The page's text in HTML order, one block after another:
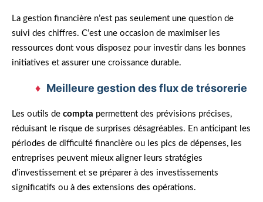
La gestion financière n’est pas seulement une question de
suivi des chiffres. C’est une occasion de maximiser les
ressources dont vous disposez pour investir dans les bonnes
initiatives et assurer une croissance durable.
Meilleure gestion des flux de trésorerie
Les outils de compta permettent des prévisions précises,
réduisant le risque de surprises désagréables. En anticipant les
périodes de difficulté financière ou les pics de dépenses, les
entreprises peuvent mieux aligner leurs stratégies
d’investissement et se préparer à des investissements
significatifs ou à des extensions des opérations.